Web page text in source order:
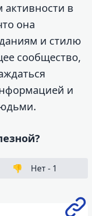
в
она
и стилю
сообщество,
и
👎 Нет - 1